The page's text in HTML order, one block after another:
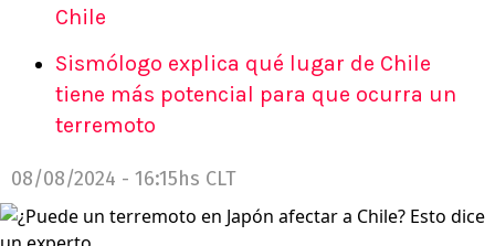
Chile
Sismólogo explica qué lugar de Chile
tiene más potencial para que ocurra un
terremoto
08/08/2024 - 16:15hs CLT